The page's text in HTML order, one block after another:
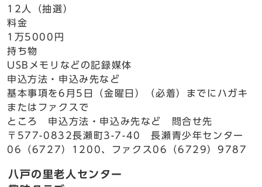
12人（抽選）
料金
1万5000円
持ち物
USBメモリなどの記録媒体
申込方法・申込み先など
基本事項を6月5日（金曜日）（必着）までにハガキ
またはファクスで
ところ 申込方法・申込み先など 問合せ先
〒577-0832長瀬町3-7-40 長瀬青少年センター
06（6727）1200、ファクス06（6729）9787
八戸の里老人センター